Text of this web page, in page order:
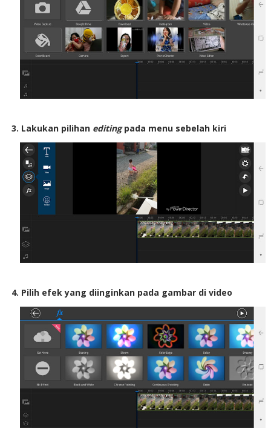
3. Lakukan pilihan editingpada menu sebelah kiri
4. Pilih efek yang diinginkan pada gambar di video